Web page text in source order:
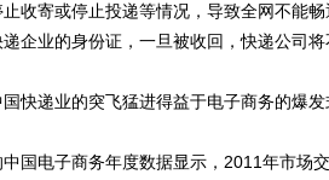
收寄或停止投递等情况，导致全网不能
企业的身份证，一旦被收回，快递公司将
递业的突飞猛进得益于电子商务的爆发
电子商务年度数据显示，2011年市场